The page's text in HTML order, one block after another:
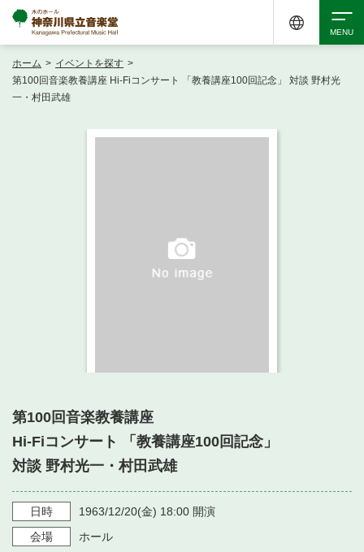
・ よくある質問
・ 空き状況
・ 抽選対象日
・ 利用料金
・ 音楽堂のご案内
・ 芸術参与
神奈川県立音楽堂
SNS
検索
ホーム > イベントを探す >
第100回音楽教養講座 Hi-Fiコンサート 「教養講座100回記念」 対談 野村光
一・村田武雄
第100回音楽教養講座
Hi-Fiコンサート 「教養講座100回記念」
対談 野村光一・村田武雄
日時 1963/12/20(金) 18:00 開演
会場
ホール